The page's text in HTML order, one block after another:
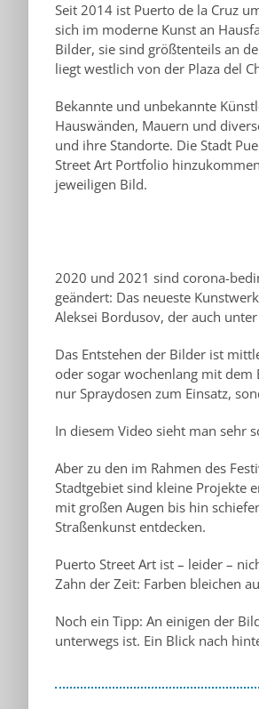
Seit 2014 ist Puerto de la Cruz
sich im moderne Kunst an
Bilder, sie sind größtenteils an
liegt westlich von der Plaza del
Bekannte und unbekannte
Hauswänden, Mauern und
und ihre Standorte. Die Stadt
Street Art Portfolio
jeweiligen Bild.
2020 und 2021 sind corona-
geändert: Das neueste
Aleksei Bordusov, der auch
Das Entstehen der Bilder ist
oder sogar wochenlang mit dem
nur Spraydosen zum Einsatz,
In diesem Video sieht man sehr
Aber zu den im Rahmen des
Stadtgebiet sind kleine Projekte
mit großen Augen bis hin
Straßenkunst entdecken.
Puerto Street Art ist – leider –
Zahn der Zeit: Farben bleichen
Noch ein Tipp: An einigen der
unterwegs ist. Ein Blick nach